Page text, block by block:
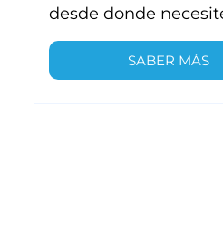
desde donde
SABER MÁS